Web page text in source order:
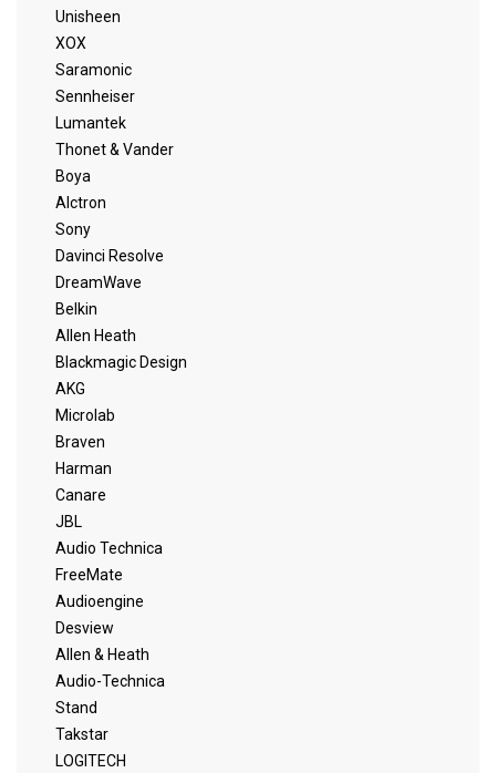
Unisheen
XOX
Saramonic
Sennheiser
Lumantek
Thonet & Vander
Boya
Alctron
Sony
Davinci Resolve
DreamWave
Belkin
Allen Heath
Blackmagic Design
AKG
Microlab
Braven
Harman
Canare
JBL
Audio Technica
FreeMate
Audioengine
Desview
Allen & Heath
Audio-Technica
Stand
Takstar
LOGITECH